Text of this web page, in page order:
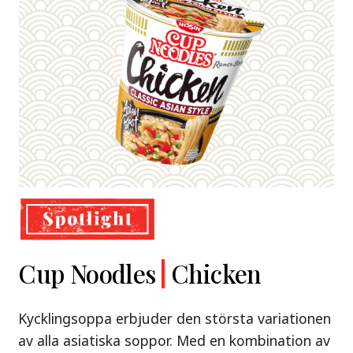
Nissin
Premium
Shoyu Yuzu,
& Tonkotsu
Cup Noodles Chicken
Kycklingsoppa erbjuder den största variationen
av alla asiatiska soppor. Med en kombination av
Demae
Beef
Nissin Demae Ramen Beef – en söt och syrlig